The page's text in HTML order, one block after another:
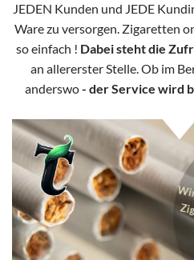
JEDEN Kunden und JEDE
Ware zu versorgen. Zigaretten
so einfach ! Dabei steht die
an allererster Stelle. Ob im
anderswo- der Service wird
ir